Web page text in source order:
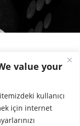
value your
kullanıcı
için internet
support and
for companies’
conceiving of risks,
and making sectoral